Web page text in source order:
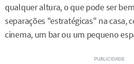
qualquer altura, o que pode ser
separações "estratégicas" na casa,
cinema, um bar ou um pequeno